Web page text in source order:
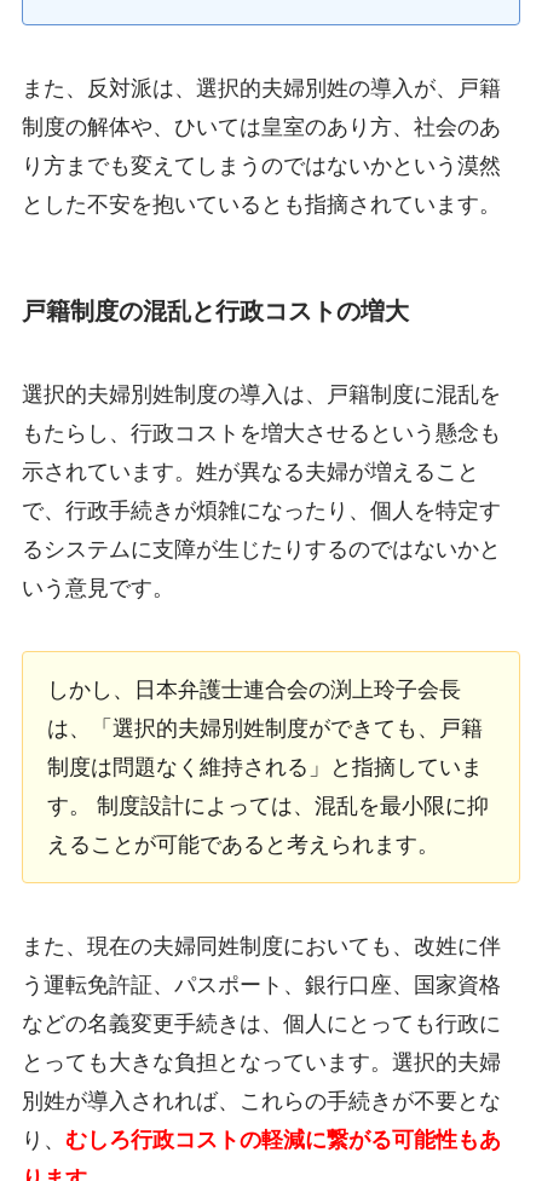
また、反対派は、選択的夫婦別姓の導入が、戸籍
制度の解体や、ひいては皇室のあり方、社会のあ
り方までも変えてしまうのではないかという漠然
とした不安を抱いているとも指摘されています。
戸籍制度の混乱と行政コストの増大
選択的夫婦別姓制度の導入は、戸籍制度に混乱を
もたらし、行政コストを増大させるという懸念も
示されています。姓が異なる夫婦が増えること
で、行政手続きが煩雑になったり、個人を特定す
るシステムに支障が生じたりするのではないかと
いう意見です。
しかし、日本弁護士連合会の渕上玲子会長
は、「選択的夫婦別姓制度ができても、戸籍
制度は問題なく維持される」と指摘していま
す。 制度設計によっては、混乱を最小限に抑
えることが可能であると考えられます。
また、現在の夫婦同姓制度においても、改姓に伴
う運転免許証、パスポート、銀行口座、国家資格
などの名義変更手続きは、個人にとっても行政に
とっても大きな負担となっています。選択的夫婦
別姓が導入されれば、これらの手続きが不要とな
り、 むしろ行政コストの軽減に繋がる可能性もあ